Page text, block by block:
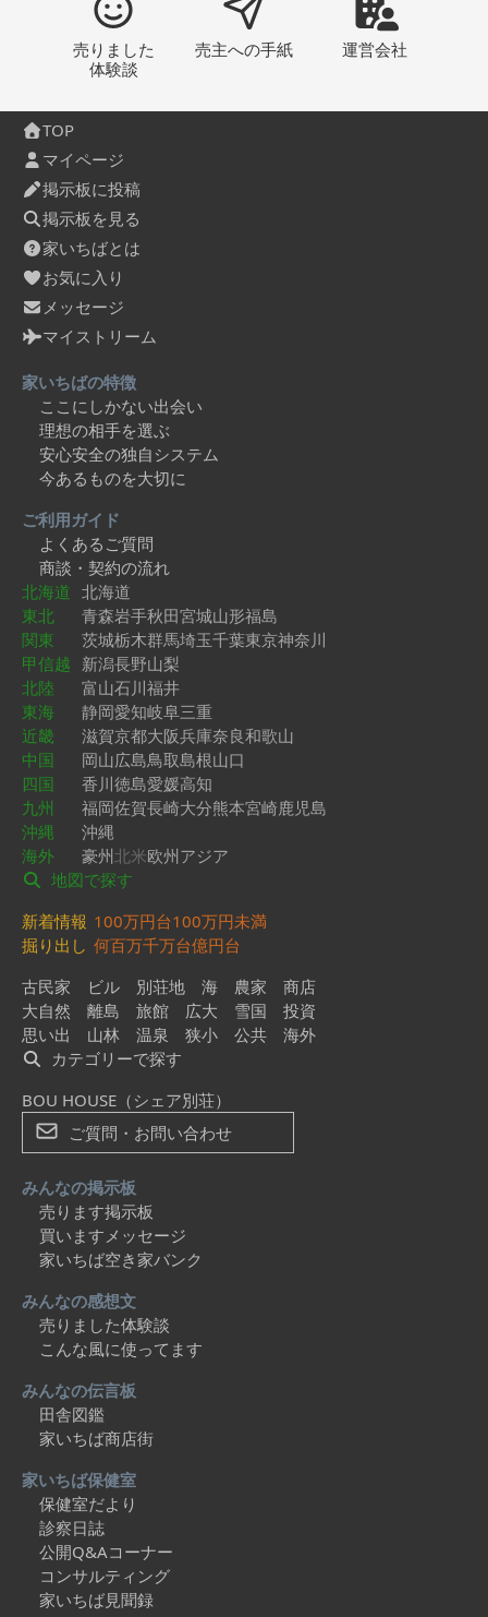
売りました
体験談
売主への手紙 運営会社
TOP
マイページ
掲示板に投稿
掲示板を見る
家いちばとは
お気に入り
メッセージ
マイストリーム
家いちばの特徴
ここにしかない出会い
理想の相手を選ぶ
安心安全の独自システム
今あるものを大切に
ご利用ガイド
よくあるご質問
商談・契約の流れ
北海道 北海道
東北
青森岩手秋田宮城山形福島
関東
茨城栃木群馬埼玉千葉東京神奈川
甲信越 新潟長野山梨
北陸
富山石川福井
東海
静岡愛知岐阜三重
近畿
滋賀京都大阪兵庫奈良和歌山
中国
岡山広島鳥取島根山口
四国
香川徳島愛媛高知
九州
福岡佐賀長崎大分熊本宮崎鹿児島
沖縄
沖縄
海外
豪州北米欧州アジア
地図で探す
新着情報 100万円台100万円未満
掘り出し 何百万千万台億円台
古民家
ビル 別荘地 海 農家
商店
大自然
離島 旅館 広大 雪国
投資
思い出
山林 温泉 狭小 公共
海外
カテゴリーで探す
BOU HOUSE（シェア別荘）
ご質問・お問い合わせ
みんなの掲示板
売ります掲示板
買いますメッセージ
家いちば空き家バンク
みんなの感想文
売りました体験談
こんな風に使ってます
みんなの伝言板
田舎図鑑
家いちば商店街
家いちば保健室
保健室だより
診察日誌
公開Q&Aコーナー
コンサルティング
家いちば見聞録